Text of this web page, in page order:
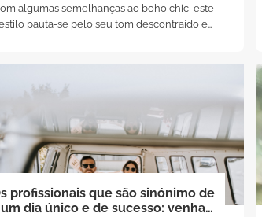
algumas semelhanças ao boho chic, este
pauta-se pelo seu tom descontraído e
profissionais que são sinónimo de
um dia único e de sucesso: venha